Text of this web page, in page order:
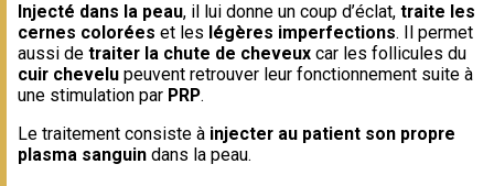
Injecté dans la peau, il lui donne un coup d’éclat, traite les
cernes colorées et les légères imperfections. Il permet
aussi de traiter la chute de cheveux car les follicules du
cuir chevelu peuvent retrouver leur fonctionnement suite à
une stimulation par PRP.
Le traitement consiste à injecter au patient son propre
plasma sanguin dans la peau.